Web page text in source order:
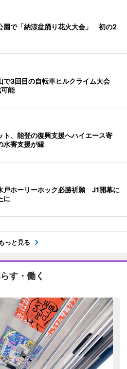
園で「納涼盆踊り花火大会」 初の2
で3回目の自転車ヒルクライム大会
能
ト、能登の復興支援へハイエース寄
害支援が縁
戸ホーリーホック必勝祈願 J1開幕に
に
もっと見る
す・働く